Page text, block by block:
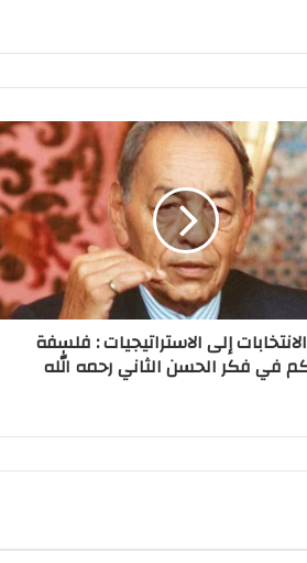
إلى الاستراتيجيات : فلسفة
في فكر الحسن الثاني رحمه الله